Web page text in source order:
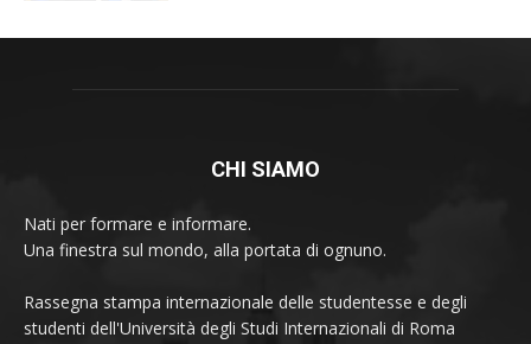
CHI SIAMO
Nati per formare e informare.
Una finestra sul mondo, alla portata di ognuno.
Rassegna stampa internazionale delle studentesse e degli
studenti dell'Università degli Studi Internazionali di Roma